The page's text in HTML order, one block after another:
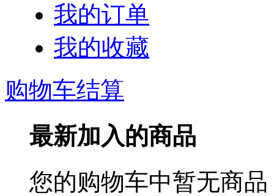
我的订单
我的收藏
购物车结算
最新加入的商品
您的购物车中暂无商